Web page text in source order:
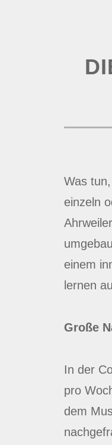
Was
einzeln
einem
lernen
Große
In der
pro
dem